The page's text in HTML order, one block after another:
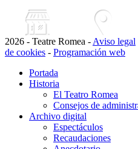
2026 - Teatre Romea - Aviso legal
de cookies - Programación web
Portada
Historia
El Teatro Romea
Consejos de
Archivo digital
Espectáculos
Recaudaciones